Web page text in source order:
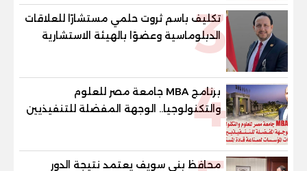
3
تكليف باسم ثروت حلمي مستشارًا للعلاقات
الدبلوماسية وعضوًا بالهيئة الاستشارية
العليا لمنظمة «جاد جمينت يوإن»
4
برنامج MBA جامعة مصر للعلوم
والتكنولوجيا.. الوجهة المفضلة للتنفيذيين
وقيادات المؤسسات لصناعة قادة
محافظ بني سويف يعتمد نتيجة الدور